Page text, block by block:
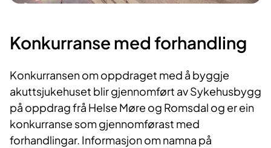
Konkurranse med forhandling
Konkurransen om oppdraget med å byggje
akuttsjukehuset blir gjennomført av Sykehusbygg
på oppdrag frå Helse Møre og Romsdal og er ein
konkurranse som gjennomførast med
forhandlingar. Informasjon om namna på